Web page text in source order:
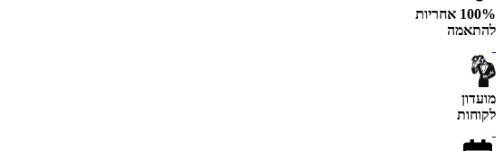
100% אחריות
להתאמה
מועדון
לקוחות